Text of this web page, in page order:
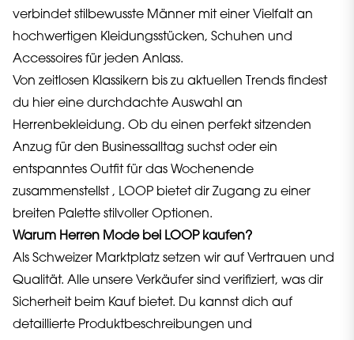
verbindet stilbewusste Männer mit einer Vielfalt an
hochwertigen Kleidungsstücken, Schuhen und
Accessoires für jeden Anlass.
Von zeitlosen Klassikern bis zu aktuellen Trends findest
du hier eine durchdachte Auswahl an
Herrenbekleidung. Ob du einen perfekt sitzenden
Anzug für den Businessalltag suchst oder ein
entspanntes Outfit für das Wochenende
zusammenstellst , LOOP bietet dir Zugang zu einer
breiten Palette stilvoller Optionen.
Warum Herren Mode bei LOOP kaufen?
Als Schweizer Marktplatz setzen wir auf Vertrauen und
Qualität. Alle unsere Verkäufer sind verifiziert, was dir
Sicherheit beim Kauf bietet. Du kannst dich auf
detaillierte Produktbeschreibungen und